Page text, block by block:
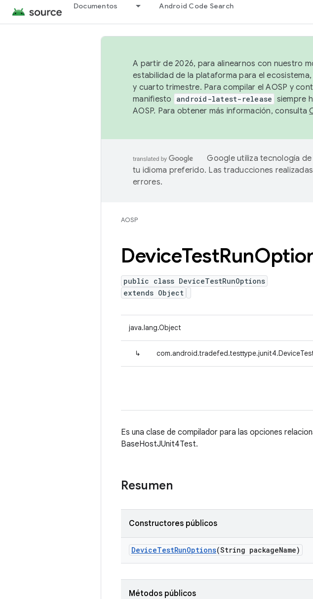
Documentos Android Code Search
A partir de 2026, para alinearnos con nuestro
estabilidad de la plataforma para el
y cuarto trimestre. Para compilar el AOSP y
manifiesto
android-latest-release siempre
AOSP. Para obtener más información, consulta
Google utiliza tecnología
tu idioma preferido. Las traducciones
errores.
AOSP
DeviceTestRun
public class DeviceTestRunOptions
extends Object
java.lang.Object
↳
Es una clase de compilador para las opciones
BaseHostJUnit4Test.
Resumen
Constructores públicos
DeviceTestRunOptions(String packageName)
Métodos públicos